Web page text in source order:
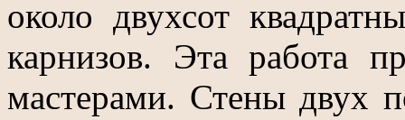
около двухсот
карнизов. Эта работа
мастерами. Стены двух